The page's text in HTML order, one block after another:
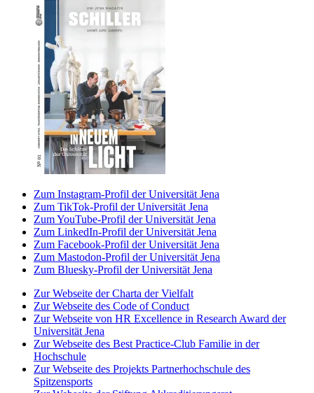
Zum Instagram-Profil der Universität Jena
Zum TikTok-Profil der Universität Jena
Zum YouTube-Profil der Universität Jena
Zum LinkedIn-Profil der Universität Jena
Zum Facebook-Profil der Universität Jena
Zum Mastodon-Profil der Universität Jena
Zum Bluesky-Profil der Universität Jena
Zur Webseite der Charta der Vielfalt
Zur Webseite des Code of Conduct
Zur Webseite von HR Excellence in Research Award der
Universität Jena
Zur Webseite des Best Practice-Club Familie in der
Hochschule
Zur Webseite des Projekts Partnerhochschule des
Spitzensports